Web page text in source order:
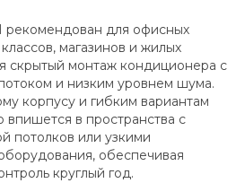
рекомендован для офисных
магазинов и жилых
скрытый монтаж кондиционера с
и низким уровнем шума.
корпусу и гибким вариантам
впишется в пространства с
потолков или узкими
обеспечивая
круглый год.